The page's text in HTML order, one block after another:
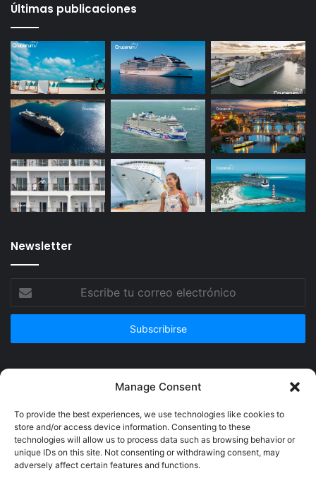
Manage Consent
To provide the best experiences, we use technologies like cookies to
store and/or access device information. Consenting to these
technologies will allow us to process data such as browsing behavior or
unique IDs on this site. Not consenting or withdrawing consent, may
adversely affect certain features and functions.
Últimas publicaciones
Newsletter
correo